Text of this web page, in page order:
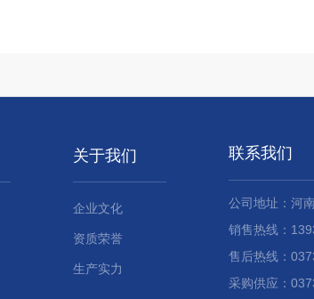
关于我们
企业文化
资质荣誉
生产实力
联系我们
公司地址：河
销售热线：
售后热线：
采购供应：